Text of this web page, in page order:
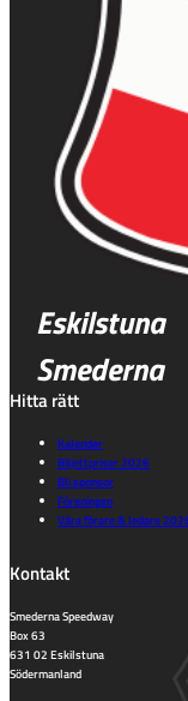
Eskilstuna
Smederna
Hitta rätt
Kalender
Biljettpriser 2026
Bli sponsor
Föreningen
Våra förare & ledare
Kontakt
Smederna Speedway
Box 63
631 02 Eskilstuna
Södermanland